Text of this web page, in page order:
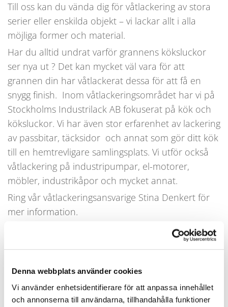
Denna webbplats använder cookies
Vi använder enhetsidentifierare för att anpassa innehållet
och annonserna till användarna, tillhandahålla funktioner
Till oss kan du vända dig för våtlackering av stora
serier eller enskilda objekt – vi lackar allt i alla
möjliga former och material.
Har du alltid undrat varför grannens köksluckor
ser nya ut ? Det kan mycket väl vara för att
grannen din har våtlackerat dessa för att få en
snygg finish. Inom våtlackeringsområdet har vi på
Stockholms Industrilack AB fokuserat på kök och
köksluckor. Vi har även stor erfarenhet av lackering
av passbitar, täcksidor och annat som gör ditt kök
till en hemtrevligare samlingsplats. Vi utför också
våtlackering på industripumpar, el-motorer,
möbler, industrikåpor och mycket annat.
Ring vår våtlackeringsansvarige Stina Denkert för
mer information.
Vad är våtlackering?
Våtlackering är en lackeringsmetod som är perfekt
för kunder som vill ha god funktion och estetik.